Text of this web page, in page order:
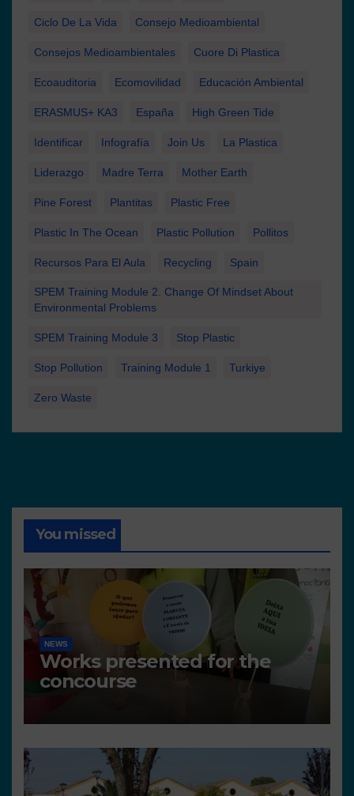
Ciclo De La Vida Consejo Medioambiental
Consejos Medioambientales Cuore Di Plastica
Ecoauditoria Ecomovilidad Educación Ambiental
ERASMUS+ KA3 España High Green Tide
Identificar Infografía Join Us La Plastica
Liderazgo Madre Terra Mother Earth
Pine Forest Plantitas Plastic Free
Plastic In The Ocean Plastic Pollution Pollitos
Recursos Para El Aula Recycling Spain
SPEM Training Module 2. Change Of Mindset About
Environmental Problems
SPEM Training Module 3 Stop Plastic
Stop Pollution Training Module 1 Turkiye
Zero Waste
You missed
NEWS
Works presented for the
concourse